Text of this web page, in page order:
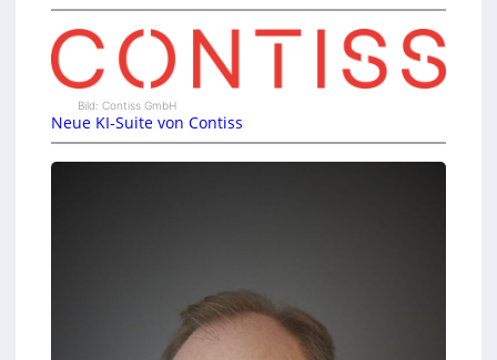
Bild: Contiss GmbH
Neue KI-Suite von Contiss